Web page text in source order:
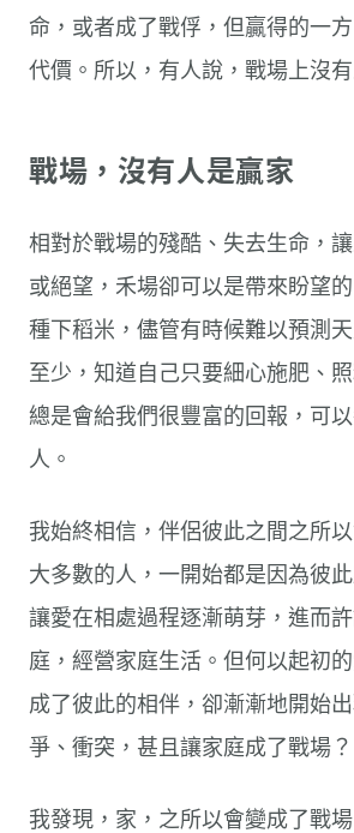
命，或者成了戰俘，但贏得的一
代價。所以，有人說，戰場上沒有
戰場，沒有人是贏家
相對於戰場的殘酷、失去生命，
或絕望，禾場卻可以是帶來盼望
種下稻米，儘管有時候難以預測
至少，知道自己只要細心施肥、
總是會給我們很豐富的回報，可
人。
我始終相信，伴侶彼此之間之所
大多數的人，一開始都是因為彼
讓愛在相處過程逐漸萌芽，進而
庭，經營家庭生活。但何以起初
成了彼此的相伴，卻漸漸地開始
爭、衝突，甚且讓家庭成了戰場？
我發現，家，之所以會變成了戰